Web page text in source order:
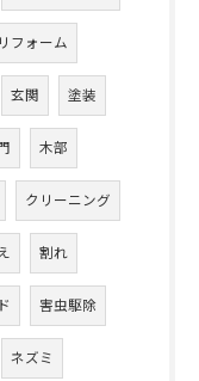
フォーム
玄関 塗装
木部
クリーニング
割れ
害虫駆除
ネズミ